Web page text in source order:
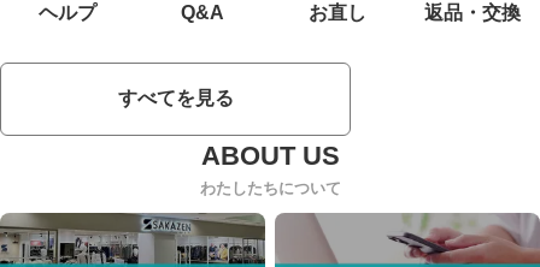
ヘルプ Q&A お直し 返品・交換
すべてを見る
わたしたちについて